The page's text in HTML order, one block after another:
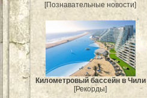
[Познавательные новости]
Километровый бассейн в Чили
[Рекорды]